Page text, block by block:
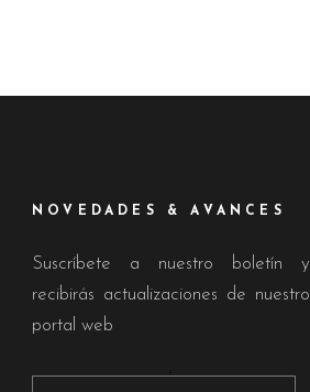
NOVEDADES & AVANCES
Suscríbete a nuestro boletín y
recibirás actualizaciones de nuestro
portal web